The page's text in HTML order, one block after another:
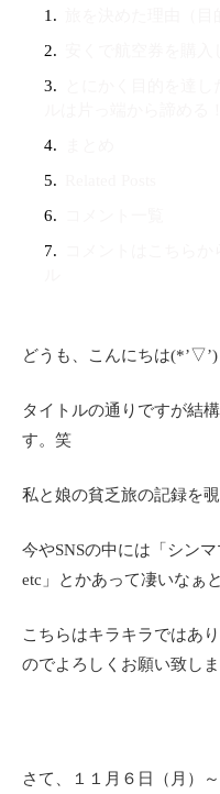
どうも、こんにちは(*’▽’)
タイトルの通りですが結
す。笑
私と娘の貧乏旅の記録を
今やSNSの中には「シン
etc」とかあって凄いなぁ
こちらはキラキラではあ
のでよろしくお願い致し
さて、１１月６日（月）